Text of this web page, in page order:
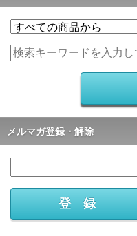
メルマガ登録・解除